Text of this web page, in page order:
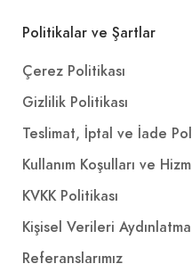
Politikalar ve Şartlar
Çerez Politikası
Gizlilik Politikası
Teslimat, İptal ve İade
Kullanım Koşulları ve
KVKK Politikası
Kişisel Verileri
Referanslarımız